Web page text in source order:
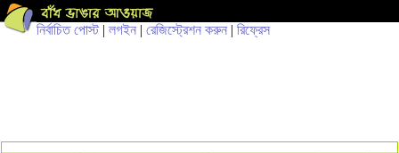
নির্বাচিত পোস্ট| লগইন | রেজিস্ট্রেশন করুন | রিফ্রেস